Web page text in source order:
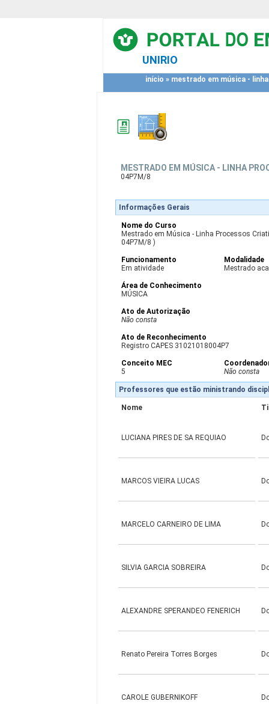
UNIRIO
início » mestrado em música -
MESTRADO EM MÚSICA - LINHA
04P7M/8
Informações Gerais
Nome do Curso
Mestrado em Música - Linha Processos
04P7M/8 )
Funcionamento
Em atividade
Modalidade
Mestrado
Área de Conhecimento
MÚSICA
Ato de Autorização
Não consta
Ato de Reconhecimento
Registro CAPES 31021018004P7
Conceito MEC
5
Não consta
Professores que estão ministrando
Nome
LUCIANA PIRES DE SA REQUIAO
MARCOS VIEIRA LUCAS
MARCELO CARNEIRO DE LIMA
SILVIA GARCIA SOBREIRA
ALEXANDRE SPERANDEO FENERICH
Renato Pereira Torres Borges
CAROLE GUBERNIKOFF